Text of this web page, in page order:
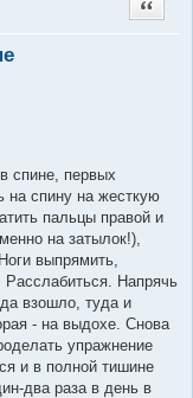
Цитата
спине, первых
на спину на жесткую
пальцы правой и
на затылок!),
выпрямить,
Расслабиться. Напрячь
взошло, туда и
- на выдохе. Снова
упражнение
и в полной тишине
два раза в день в